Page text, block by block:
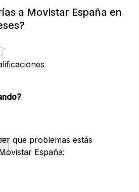
a Movistar España en
que problemas estás
España: